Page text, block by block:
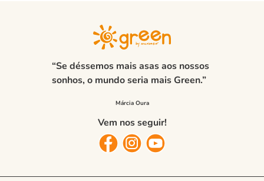
“Se déssemos mais asas aos nossos
sonhos, o mundo seria mais Green.”
Vem nos seguir!